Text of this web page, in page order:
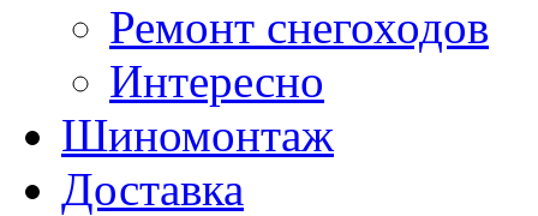
Ремонт снегоходов
Интересно
Шиномонтаж
Доставка